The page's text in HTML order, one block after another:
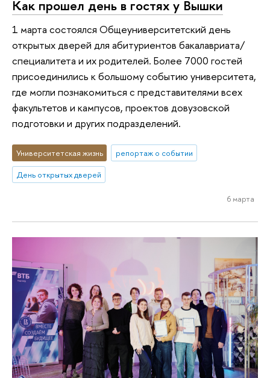
Как прошел день в гостях у Вышки
1 марта состоялся Общеуниверситетский день
открытых дверей для абитуриентов бакалавриата/
специалитета и их родителей. Более 7000 гостей
присоединились к большому событию университета,
где могли познакомиться с представителями всех
факультетов и кампусов, проектов довузовской
подготовки и других подразделений.
Университетская жизнь
репортаж о событии
День открытых дверей
6 марта